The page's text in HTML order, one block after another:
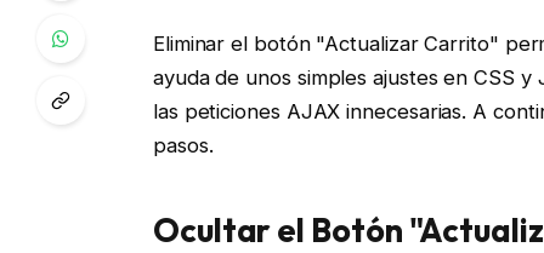
Eliminar el botón "Actualizar Carrito"
ayuda de unos simples ajustes en CSS
las peticiones AJAX innecesarias. A
pasos.
Ocultar el Botón